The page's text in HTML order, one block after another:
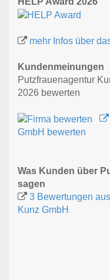
mehr Infos über
Kundenmeinungen
Putzfrauenagentur
2026 bewerten
GmbH bewerten
Was Kunden über
sagen
3 Bewertungen
Kunz GmbH